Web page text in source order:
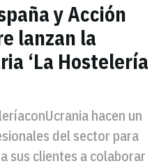
y Acción
lanzan la
‘La Hostelería
hacen un
del sector para
sus clientes a colaborar